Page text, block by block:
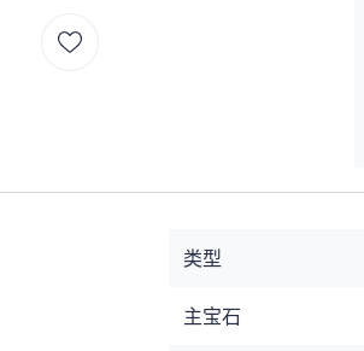
类型
主宝石